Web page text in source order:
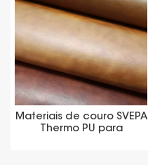
Materiais de couro SVEPA
Thermo PU para